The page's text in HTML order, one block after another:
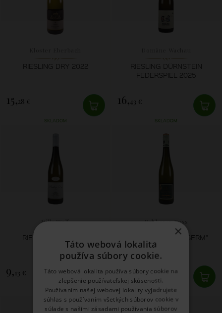
RIESLING DRY 2022
15,28 €
SKLADOM
RIESLING DÜRNSTEIN
FEDERSPIEL 2025
16,43 €
SKLADOM
Villa Wolf
RIESLING DRY 2025
9,13 €
SKLADOM
Balthasar Ress
RIESLING "VON UNSERM"
16,99 €
SKLADOM
×
Táto webová lokalita
používa súbory cookie.
Táto webová lokalita používa súbory cookie na
zlepšenie používateľskej skúsenosti.
Používaním našej webovej lokality vyjadrujete
súhlas s používaním všetkých súborov cookie v
súlade s našimi zásadami používania súborov